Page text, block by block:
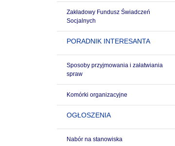
Zakładowy Fundusz Świadczeń
Socjalnych
PORADNIK INTERESANTA
Sposoby przyjmowania i załatwiania
spraw
Komórki organizacyjne
OGŁOSZENIA
Nabór na stanowiska